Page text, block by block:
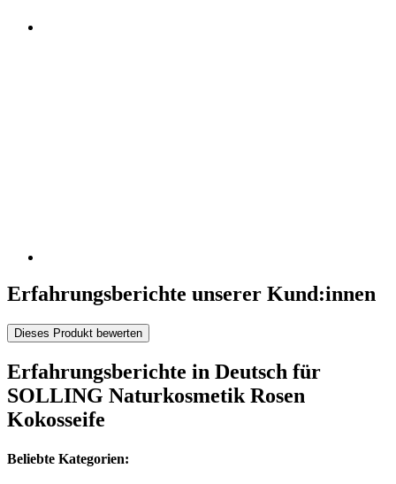
Erfahrungsberichte unserer Kund:innen
Dieses Produkt bewerten
Erfahrungsberichte in Deutsch für
SOLLING Naturkosmetik Rosen
Kokosseife
Beliebte Kategorien: